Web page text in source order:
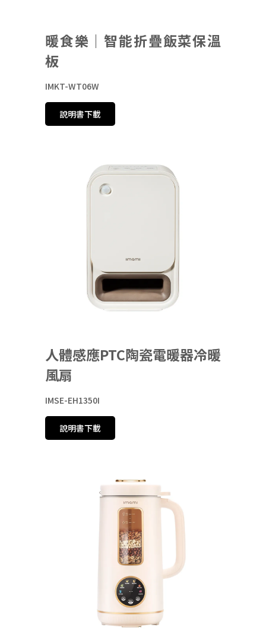
暖食樂｜智能折疊飯菜保溫
板
IMKT-WT06W
說明書下載
人體感應PTC陶瓷電暖器冷暖
風扇
IMSE-EH1350I
說明書下載